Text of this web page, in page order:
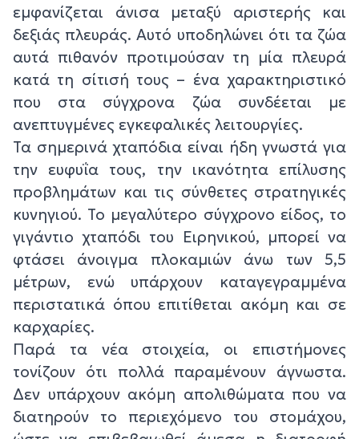
εμφανίζεται άνισα μεταξύ αριστερής και
δεξιάς πλευράς. Αυτό υποδηλώνει ότι τα ζώα
αυτά πιθανόν προτιμούσαν τη μία πλευρά
κατά τη σίτισή τους – ένα χαρακτηριστικό
που στα σύγχρονα ζώα συνδέεται με
ανεπτυγμένες εγκεφαλικές λειτουργίες.
Τα σημερινά χταπόδια είναι ήδη γνωστά για
την ευφυΐα τους, την ικανότητα επίλυσης
προβλημάτων και τις σύνθετες στρατηγικές
κυνηγιού. Το μεγαλύτερο σύγχρονο είδος, το
γιγάντιο χταπόδι του Ειρηνικού, μπορεί να
φτάσει άνοιγμα πλοκαμιών άνω των 5,5
μέτρων, ενώ υπάρχουν καταγεγραμμένα
περιστατικά όπου επιτίθεται ακόμη και σε
καρχαρίες.
Παρά τα νέα στοιχεία, οι επιστήμονες
τονίζουν ότι πολλά παραμένουν άγνωστα.
Δεν υπάρχουν ακόμη απολιθώματα που να
διατηρούν το περιεχόμενο του στομάχου,